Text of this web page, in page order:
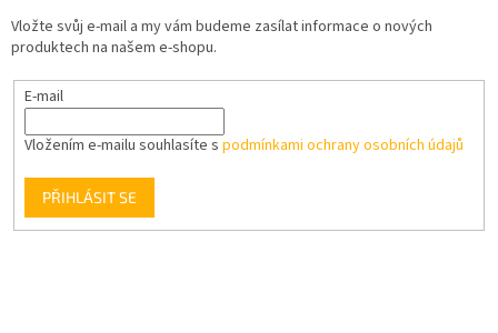
Vložte svůj e-mail a my vám budeme zasílat informace o nových
produktech na našem e-shopu.
E-mail
Vložením e-mailu souhlasíte s podmínkami ochrany osobních údajů
PŘIHLÁSIT SE